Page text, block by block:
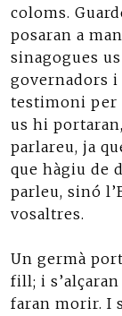
coloms.
posaran a
sinagogues
governadors i
testimoni per
us hi
parlareu, ja
que hàgiu de
parleu, sinó
vosaltres.
Un germà
fill; i
faran morir. I